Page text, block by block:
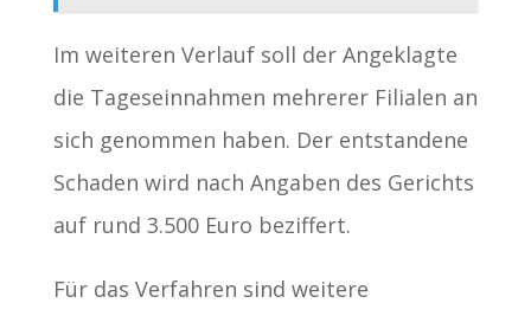
Im weiteren Verlauf soll der Angeklagte
die Tageseinnahmen mehrerer Filialen an
sich genommen haben. Der entstandene
Schaden wird nach Angaben des Gerichts
auf rund 3.500 Euro beziffert.
Für das Verfahren sind weitere